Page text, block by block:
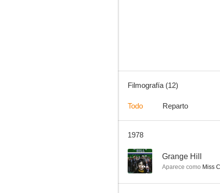
--
Filmografía (12)
Todo Reparto
1978
-- Grange Hill
Aparece como Miss